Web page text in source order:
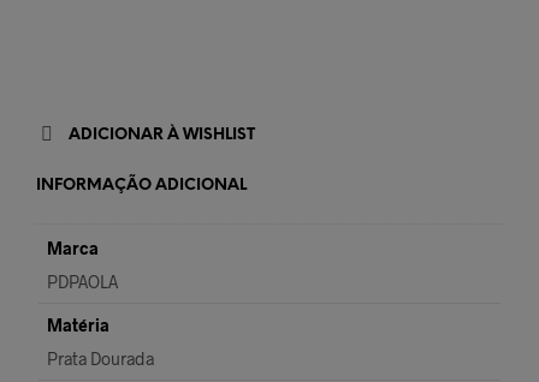
ADICIONAR À WISHLIST
INFORMAÇÃO ADICIONAL
Marca
PDPAOLA
Matéria
Prata Dourada